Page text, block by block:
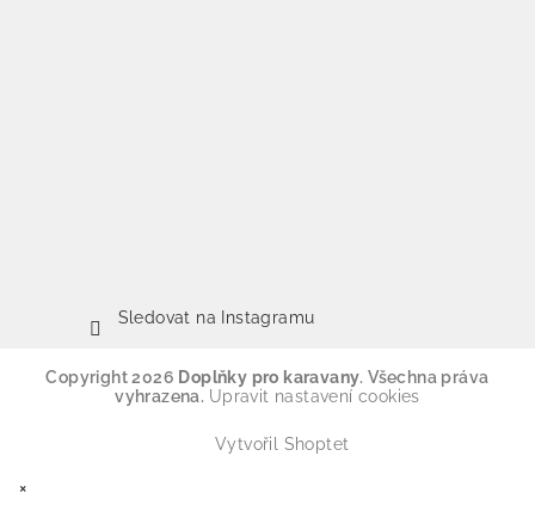
Sledovat na Instagramu
Copyright 2026 Doplňky pro karavany. Všechna práva
vyhrazena. Upravit nastavení cookies
Vytvořil Shoptet
×